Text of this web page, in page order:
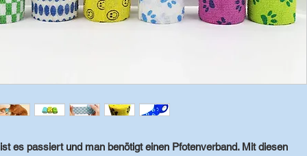
es passiert und man benötigt einen Pfotenverband. Mit diesen